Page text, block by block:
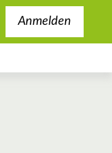
Anmelden